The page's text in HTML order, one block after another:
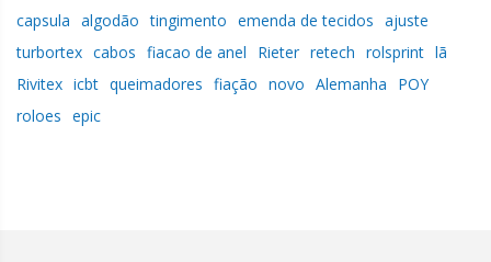
capsula algodão tingimento emenda de tecidos ajuste
turbortex cabos fiacao de anel Rieter retech rolsprint lã
Rivitex icbt queimadores fiação novo Alemanha
POY
roloes epic